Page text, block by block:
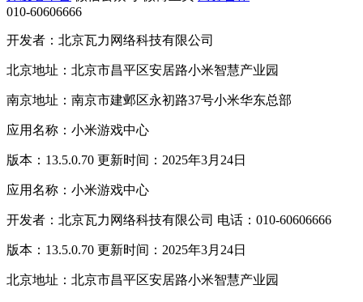
010-60606666
开发者：北京瓦力网络科技有限公司
北京地址：北京市昌平区安居路小米智慧产业园
南京地址：南京市建邺区永初路37号小米华东总部
应用名称：小米游戏中心
版本：13.5.0.70 更新时间：2025年3月24日
应用名称：小米游戏中心
开发者：北京瓦力网络科技有限公司 电话：010-60606666
版本：13.5.0.70 更新时间：2025年3月24日
北京地址：北京市昌平区安居路小米智慧产业园